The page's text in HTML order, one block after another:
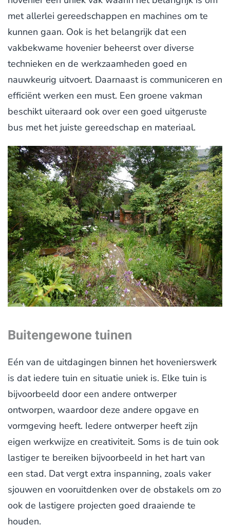
met allerlei gereedschappen en machines om te
kunnen gaan. Ook is het belangrijk dat een
vakbekwame hovenier beheerst over diverse
technieken en de werkzaamheden goed en
nauwkeurig uitvoert. Daarnaast is communiceren en
efficiënt werken een must. Een groene vakman
beschikt uiteraard ook over een goed uitgeruste
bus met het juiste gereedschap en materiaal.
Buitengewone tuinen
Eén van de uitdagingen binnen het hovenierswerk
is dat iedere tuin en situatie uniek is. Elke tuin is
bijvoorbeeld door een andere ontwerper
ontworpen, waardoor deze andere opgave en
vormgeving heeft. Iedere ontwerper heeft zijn
eigen werkwijze en creativiteit. Soms is de tuin ook
lastiger te bereiken bijvoorbeeld in het hart van
een stad. Dat vergt extra inspanning, zoals vaker
sjouwen en vooruitdenken over de obstakels om zo
ook de lastigere projecten goed draaiende te
houden.